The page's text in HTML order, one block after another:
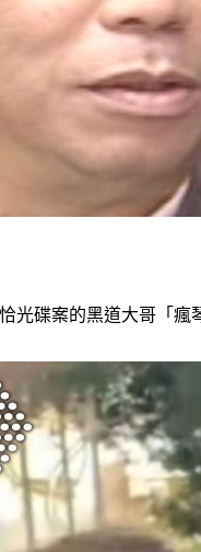
光碟案的黑道大哥「